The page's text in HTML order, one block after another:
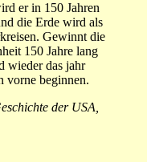
er in 150 Jahren
die Erde wird als
Gewinnt die
150 Jahre lang
wieder das jahr
vorne beginnen.
der USA,